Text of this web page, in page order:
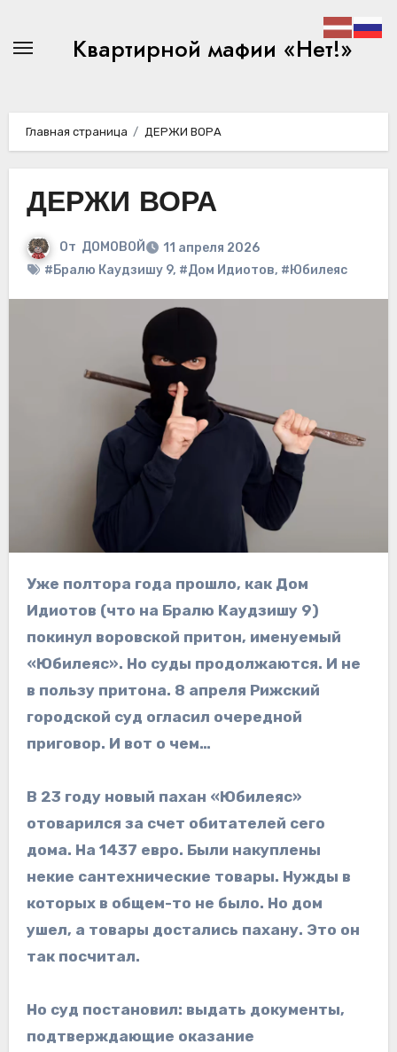
содержимомуКвартирной мафии «Нет!»
Главная страница ДЕРЖИ ВОРА
ДЕРЖИ ВОРА
От ДОМОВОЙ
11 апреля 2026
#Бралю Каудзишу 9, #Дом Идиотов, #Юбилеяс
Уже полтора года прошло, как Дом
Идиотов (что на Бралю Каудзишу 9)
покинул воровской притон, именуемый
«Юбилеяс». Но суды продолжаются. И не
в пользу притона. 8 апреля Рижский
городской суд огласил очередной
приговор. И вот о чем…
В 23 году новый пахан «Юбилеяс»
отоварился за счет обитателей сего
дома. На 1437 евро. Были накуплены
некие сантехнические товары. Нужды в
которых в общем-то не было. Но дом
ушел, а товары достались пахану. Это он
так посчитал.
Но суд постановил: выдать документы,
подтверждающие оказание